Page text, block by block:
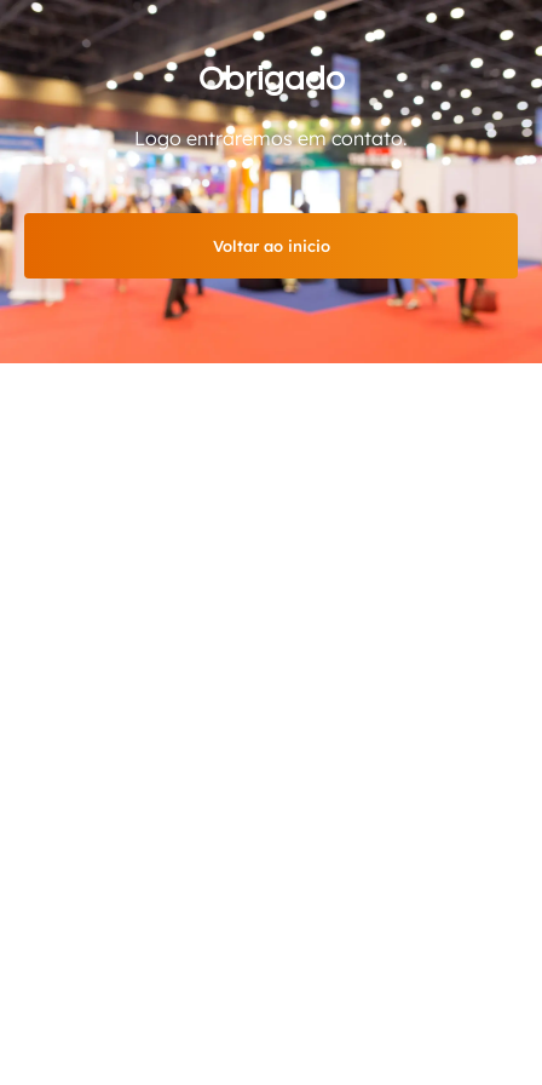
Obrigado
Logo entraremos em contato.
Voltar ao inicio